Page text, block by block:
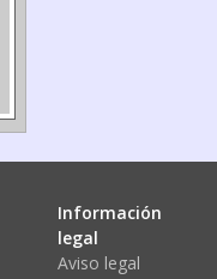
Información
legal
Aviso legal